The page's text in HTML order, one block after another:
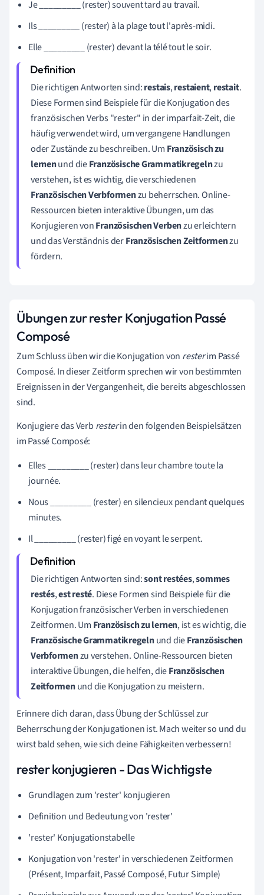
Je _________ (rester) souvent tard au travail.
Ils _________ (rester) à la plage tout l'après-midi.
Elle _________ (rester) devant la télé tout le soir.
Die richtigen Antworten sind:restais,restaient,restait.
Diese Formen sind Beispiele für die Konjugation des
französischen Verbs "rester" in der imparfait-Zeit, die
häufig verwendet wird, um vergangene Handlungen
oder Zustände zu beschreiben. Um Französisch zu
lernenund dieFranzösische Grammatikregelnzu
verstehen, ist es wichtig, die verschiedenen
Französischen Verbformenzu beherrschen. Online-
Ressourcen bieten interaktive Übungen, um das
Konjugieren vonFranzösischen Verbenzu erleichtern
und das Verständnis derFranzösischen Zeitformenzu
fördern.
Übungen zur rester Konjugation Passé
Composé
Zum Schluss üben wir die Konjugation von resterim Passé
Composé. In dieser Zeitform sprechen wir von bestimmten
Ereignissen in der Vergangenheit, die bereits abgeschlossen
sind.
Konjugiere das Verb resterin den folgenden Beispielsätzen
im Passé Composé:
Elles _________ (rester) dans leur chambre toute la
journée.
Nous _________ (rester) en silencieux pendant quelques
minutes.
Il _________ (rester) figé en voyant le serpent.
Die richtigen Antworten sind:sont restées,sommes
restés,est resté. Diese Formen sind Beispiele für die
Konjugation französischer Verben in verschiedenen
Zeitformen. Um Französisch zu lernen, ist es wichtig, die
Französische Grammatikregelnund dieFranzösischen
Verbformenzu verstehen. Online-Ressourcen bieten
interaktive Übungen, die helfen, dieFranzösischen
Zeitformenund die Konjugation zu meistern.
Erinnere dich daran, dass Übung der Schlüssel zur
Beherrschung der Konjugationen ist. Mach weiter so und du
wirst bald sehen, wie sich deine Fähigkeiten verbessern!
rester konjugieren - Das Wichtigste
Grundlagen zum 'rester' konjugieren
Definition und Bedeutung von 'rester'
'rester' Konjugationstabelle
Konjugation von 'rester' in verschiedenen Zeitformen
(Présent, Imparfait, Passé Composé, Futur Simple)